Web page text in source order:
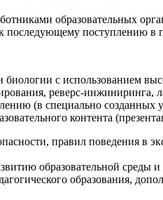
образовательных
последующему поступлению в
с использованием
реверс-инжиниринга,
(в специально
контента
правил поведения в
образовательной
образования,